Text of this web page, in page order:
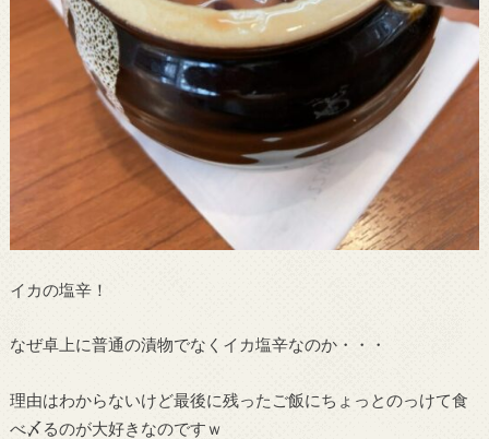
イカの塩辛！
なぜ卓上に普通の漬物でなくイカ塩辛なのか・・・
理由はわからないけど最後に残ったご飯にちょっとのっけて食
べ〆るのが大好きなのですｗ